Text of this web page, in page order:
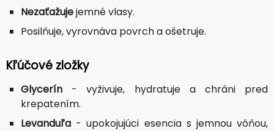
Nezaťažujejemné vlasy.
Posilňuje, vyrovnáva povrch a ošetruje.
Kľúčové zložky
Glycerín - vyživuje, hydratuje a chráni pred
krepatením.
Levanduľa - upokojujúci esencia s jemnou vôňou,